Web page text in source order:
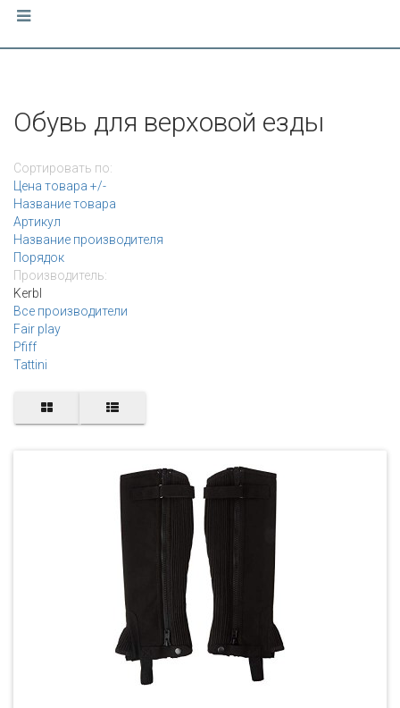
Обувь для верховой езды
Сортировать по:
Цена товара +/-
Название товара
Артикул
Название производителя
Порядок
Производитель:
Kerbl
Все производители
Fair play
Pfiff
Tattini